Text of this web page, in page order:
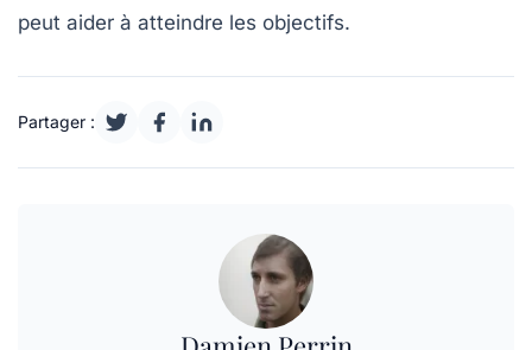
peut aider à atteindre les objectifs.
Partager :